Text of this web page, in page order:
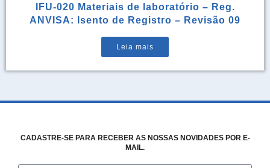
IFU-020 Materiais de laboratório – Reg.
ANVISA: Isento de Registro – Revisão 09
Leia mais
CADASTRE-SE PARA RECEBER AS NOSSAS NOVIDADES POR E-
MAIL.